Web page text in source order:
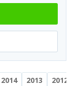
2014 2013 2012